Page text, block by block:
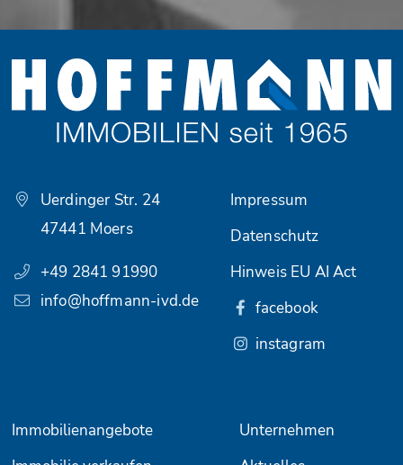
Uerdinger Str. 24
47441 Moers
+49 2841 91990
info@hoffmann-ivd.de
Immobilienangebote
Unternehmen
Impressum
Datenschutz
Hinweis EU AI Act
facebook
instagram